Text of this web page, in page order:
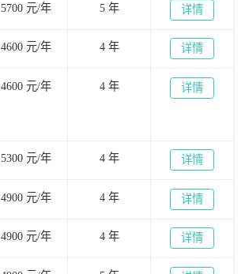
5700 元/年 5 年 详情
4600 元/年 4 年 详情
4600 元/年 4 年 详情
5300 元/年 4 年 详情
4900 元/年 4 年 详情
4900 元/年 4 年 详情